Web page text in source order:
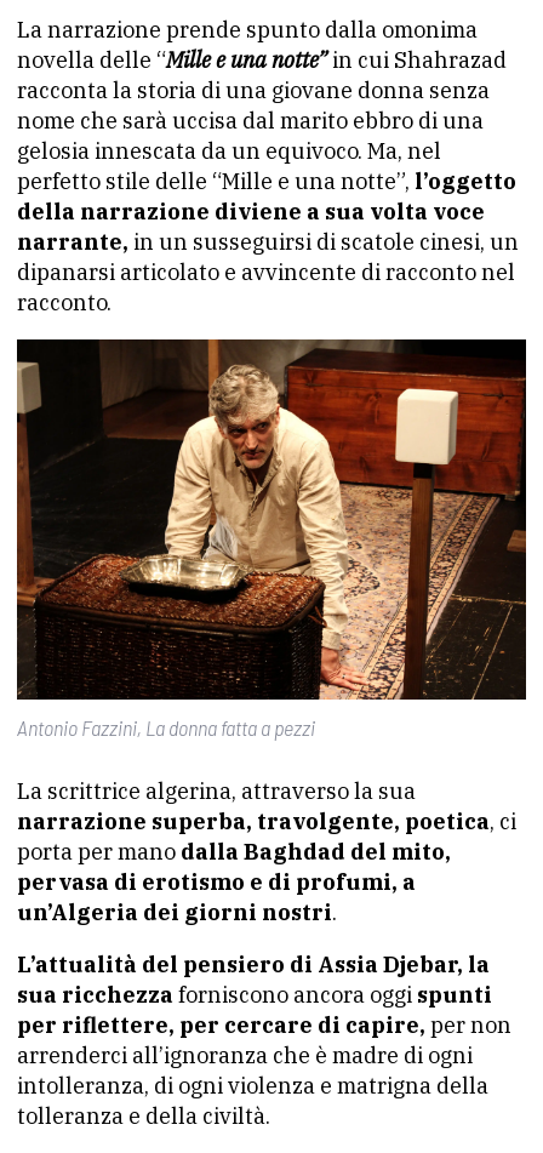
La narrazione prende spunto dalla omonima
novella delle “Mille e una notte”in cui Shahrazad
racconta la storia di una giovane donna senza
nome che sarà uccisa dal marito ebbro di una
gelosia innescata da un equivoco. Ma, nel
perfetto stile delle “Mille e una notte”, l’oggetto
della narrazione diviene a sua volta voce
narrante, in un susseguirsi di scatole cinesi, un
dipanarsi articolato e avvincente di racconto nel
racconto.
Antonio Fazzini, La donna fatta a pezzi
La scrittrice algerina, attraverso la sua
narrazione superba, travolgente, poetica, ci
porta per mano dalla Baghdad del mito,
pervasa di erotismo e di profumi, a
un’Algeria dei giorni nostri.
L’attualità del pensiero di Assia Djebar, la
sua ricchezza forniscono ancora oggi spunti
per riflettere, per cercare di capire, per non
arrenderci all’ignoranza che è madre di ogni
intolleranza, di ogni violenza e matrigna della
tolleranza e della civiltà.